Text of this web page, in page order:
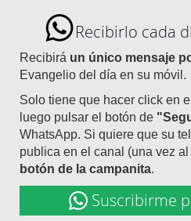
Recibirlo cada
Recibirá un único mensaje
Evangelio del día en su móvil.
Solo tiene que hacer click en
luego pulsar el botón de
WhatsApp. Si quiere que su
publica en el canal (una vez
botón de la campanita.
Suscribirme